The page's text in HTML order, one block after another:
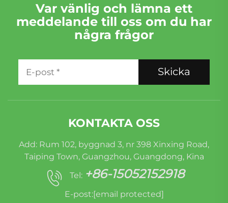
Var vänlig och lämna ett
meddelande till oss om du har
några frågor
Skicka
KONTAKTA OSS
Add: Rum 102, byggnad 3, nr 398 Xinxing Road,
Taiping Town, Guangzhou, Guangdong, Kina
Tel: +86-15052152918
E-post:[email protected]